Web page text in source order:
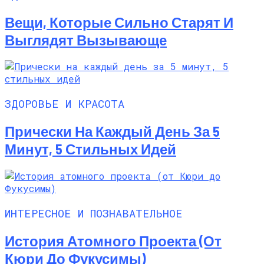
Вещи, Которые Сильно Старят И
Выглядят Вызывающе
ЗДОРОВЬЕ И КРАСОТА
Прически На Каждый День За 5
Минут, 5 Стильных Идей
ИНТЕРЕСНОЕ И ПОЗНАВАТЕЛЬНОЕ
История Атомного Проекта (от
Кюри До Фукусимы)